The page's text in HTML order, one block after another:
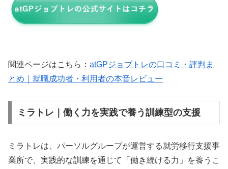
関連ページはこちら： atGPジョブトレの口コミ・評判ま
とめ｜就職成功者・利用者の本音レビュー
ミラトレ｜働く力を実践で養う訓練型の支援
ミラトレは、パーソルグループが運営する就労移行支援事
業所で、実践的な訓練を通じて「働き続ける力」を養うこ